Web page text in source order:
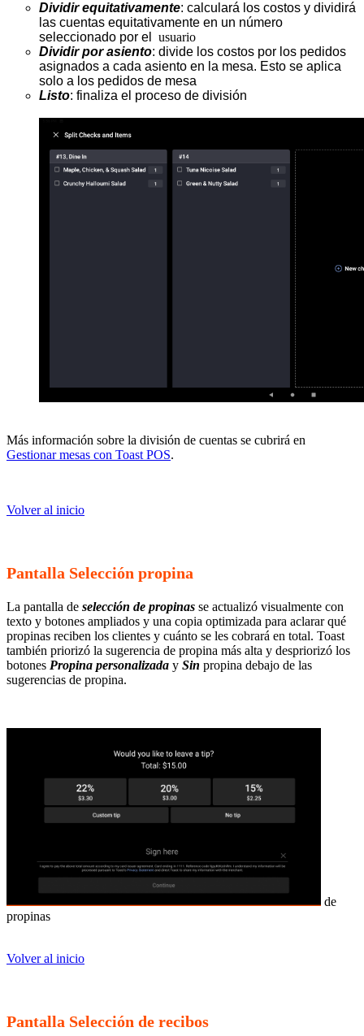
Dividir equitativamente: calculará los costos y dividirá
las cuentas equitativamente en un número
seleccionado por el
usuario
Dividir por asiento: divide los costos por los pedidos
asignados a cada asiento en la mesa. Esto se aplica
solo a los pedidos de mesa
Listo: finaliza el proceso de división
Más información sobre la división de cuentas se cubrirá en
Gestionar mesas con Toast POS.
Volver al inicio
Pantalla Selección propina
La pantalla de selección de propinas se actualizó visualmente con
texto y botones ampliados y una copia optimizada para aclarar qué
propinas reciben los clientes y cuánto se les cobrará en total. Toast
también priorizó la sugerencia de propina más alta y despriorizó los
botones Propina personalizada y Sin propina debajo de las
sugerencias de propina.
de
propinas
Volver al inicio
Pantalla Selección de recibos